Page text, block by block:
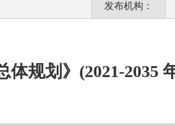
发布机构：
体规划》(2021-2035